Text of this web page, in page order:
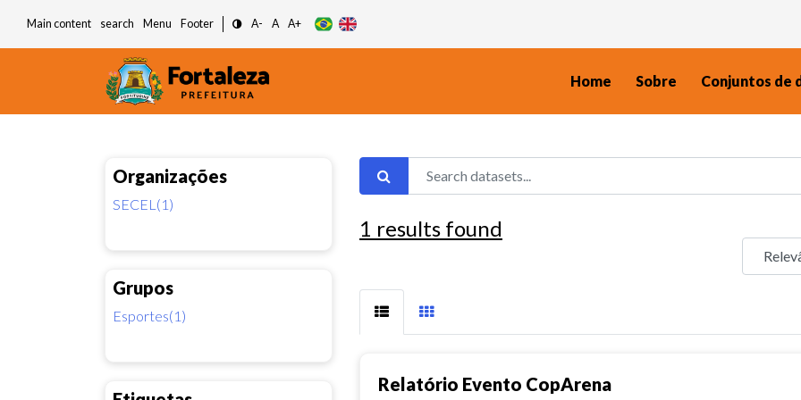
Main content search Menu Footer A- A A+
Home Sobre Conjuntos de
Organizações
SECEL(1)
Grupos
Esportes(1)
1 results found
Relatório Evento CopArena